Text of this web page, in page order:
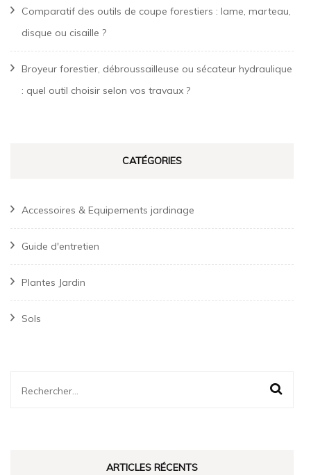
Comparatif des outils de coupe forestiers : lame, marteau,
disque ou cisaille ?
Broyeur forestier, débroussailleuse ou sécateur hydraulique
: quel outil choisir selon vos travaux ?
CATÉGORIES
Accessoires & Equipements jardinage
Guide d'entretien
Plantes Jardin
Sols
Rechercher :
ARTICLES RÉCENTS